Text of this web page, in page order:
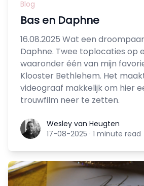
Blog
Bas en Daphne
16.08.2025 Wat een
Daphne. Twee toplocaties op
waaronder één van mijn
Klooster Bethlehem. Het
videograaf makkelijk om hier
trouwfilm neer te zetten.
Wesley van Heugten
Wesley van Heugten
17-08-2025 · 1 minute read